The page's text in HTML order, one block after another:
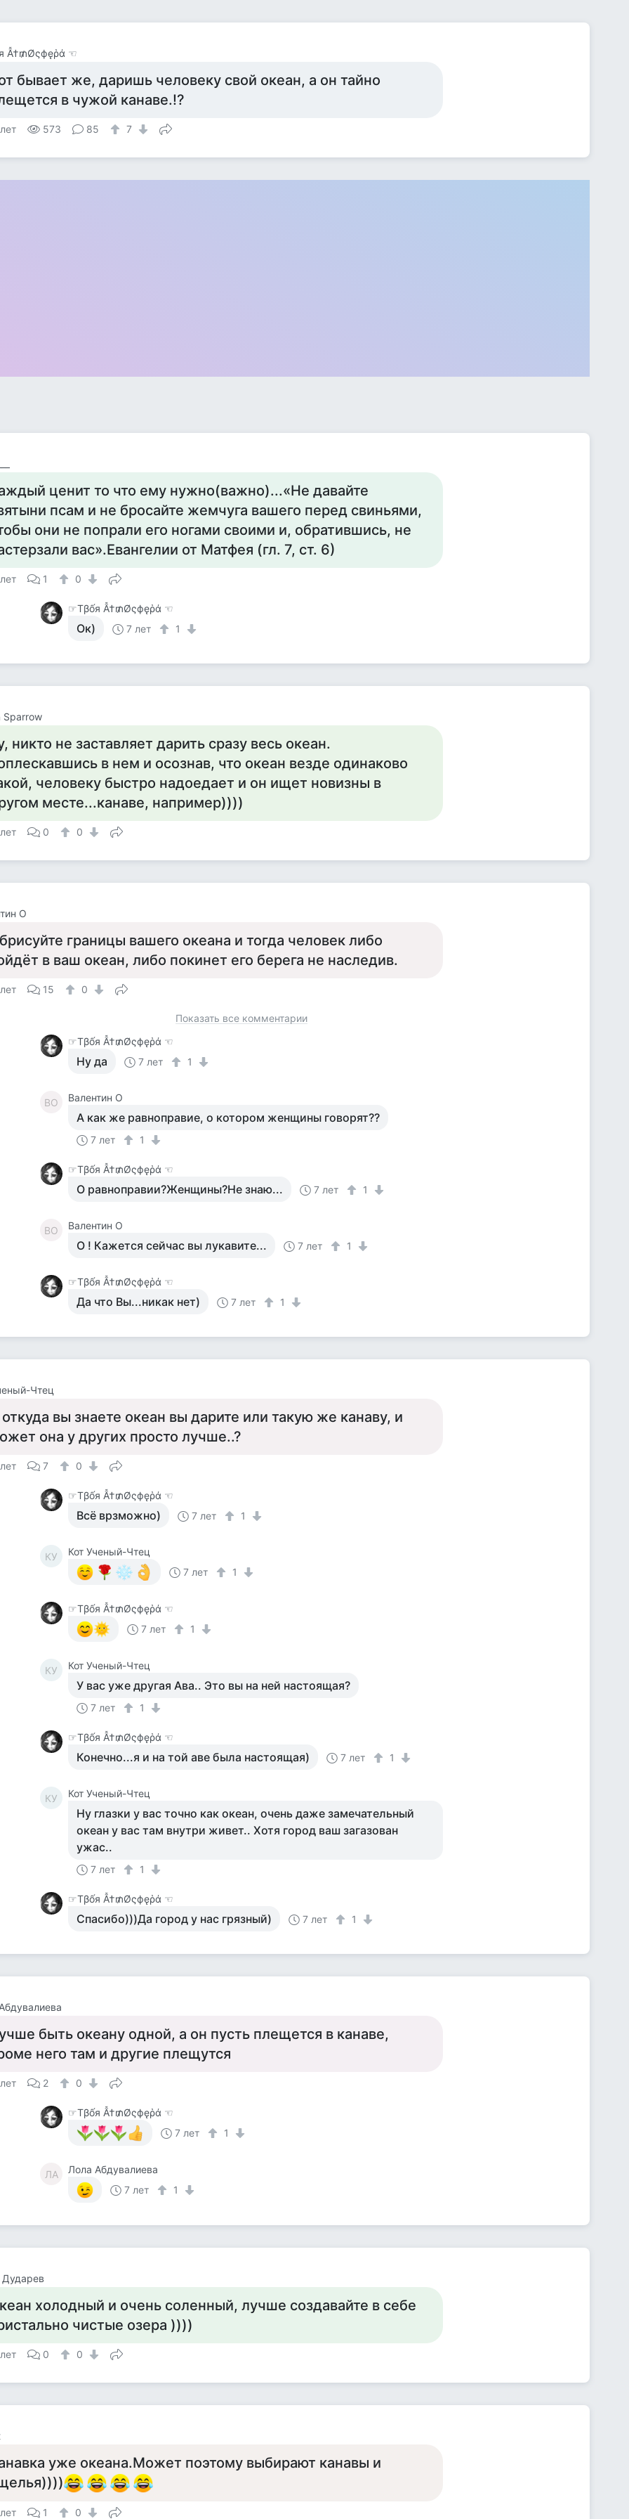
Ẫ†₥Øςфęῥά ☜
бывает же, даришь человеку свой океан, а он тайно
в чужой канаве.!?
573 85 7
ценит то что ему нужно(важно)...«Не давайте
псам и не бросайте жемчуга вашего перед свиньями,
они не попрали его ногами своими и, обратившись, не
вас».Евангелии от Матфея (гл. 7, ст. 6)
1 0
☞Тβốя Ẫ†₥Øςфęῥά ☜
Ок) 7 лет 1
Sparrow
никто не заставляет дарить сразу весь океан.
в нем и осознав, что океан везде одинаково
человеку быстро надоедает и он ищет новизны в
месте...канаве, например))))
0 0
О
границы вашего океана и тогда человек либо
в ваш океан, либо покинет его берега не наследив.
15 0
Показать все комментарии
☞Тβốя Ẫ†₥Øςфęῥά ☜
Ну да 7 лет 1
ВО Валентин О
А как же равноправие, о котором женщины говорят??
7 лет 1
☞Тβốя Ẫ†₥Øςфęῥά ☜
О равноправии?Женщины?Не знаю... 7 лет 1
ВО Валентин О
О ! Кажется сейчас вы лукавите... 7 лет 1
☞Тβốя Ẫ†₥Øςфęῥά ☜
Да что Вы...никак нет) 7 лет 1
Чтец
вы знаете океан вы дарите или такую же канаву, и
она у других просто лучше..?
7 0
☞Тβốя Ẫ†₥Øςфęῥά ☜
Всё врзможно) 7 лет 1
КУ
Кот Ученый-Чтец
7 лет
1
☞Тβốя Ẫ†₥Øςфęῥά ☜
7 лет
1
КУ Кот Ученый-Чтец
У вас уже другая Ава.. Это вы на ней настоящая?
7 лет 1
☞Тβốя Ẫ†₥Øςфęῥά ☜
Конечно...я и на той аве была настоящая) 7 лет 1
КУ Кот Ученый-Чтец
Ну глазки у вас точно как океан, очень даже замечательный
океан у вас там внутри живет.. Хотя город ваш загазован
ужас..
7 лет 1
☞Тβốя Ẫ†₥Øςфęῥά ☜
Спасибо)))Да город у нас грязный) 7 лет 1
быть океану одной, а он пусть плещется в канаве,
него там и другие плещутся
2 0
☞Тβốя Ẫ†₥Øςфęῥά ☜
7 лет
1
ЛА
Лола Абдувалиева
7 лет
1
холодный и очень соленный, лучше создавайте в себе
чистые озера ))))
0 0
уже океана.Может поэтому выбирают канавы и
1 0